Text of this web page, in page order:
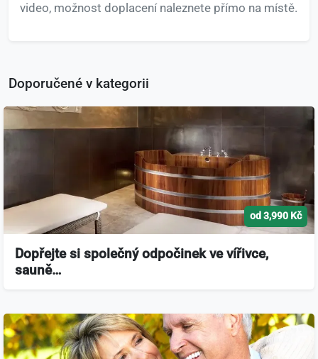
video, možnost doplacení naleznete přímo na místě.
Doporučené v kategorii
od 3,990 Kč
Dopřejte si společný odpočinek ve vířivce,
sauně…